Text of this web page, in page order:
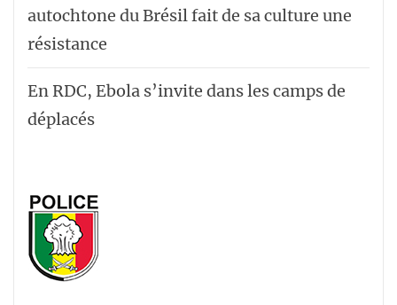
autochtone du Brésil fait de sa culture une
résistance
En RDC, Ebola s’invite dans les camps de
déplacés